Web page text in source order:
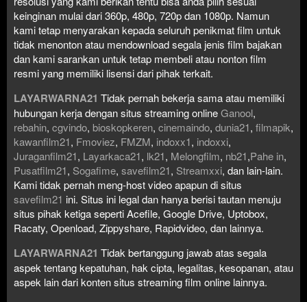
keinginan mulai dari 360p, 480p, 720p dan 1080p. Namun
kami tetap menyarakan kepada seluruh penikmat film untuk
tidak menonton atau mendownload segala jenis film bajakan
dan kami sarankan untuk tetap membeli atau nonton film
resmi yang memiliki lisensi dari pihak terkait.
LAYARWARNA21 Tidak pernah bekerja sama atau memiliki
hubungan kerja dengan situs streaming onlineGanool,
rebahin, cgvindo, bioskopkeren, cinemaindo, dunia21, filmapik,
kawanfilm21, Fmoviez, FMZM, indoxx1, indoxxi,
Juraganfilm21, Layarkaca21, lk21, Melongfilm, nb21,Pahe in,
Pusatfilm21, Sogafime, savefilm21, Streamxxi, dan lain-lain.
Kami tidak pernah meng-host video apapun di situs
savefilm21 ini. Situs ini legal dan hanya berisi tautan menuju
situs pihak ketiga seperti Acefile, Google Drive, Uptobox,
Racaty, Openload, Zippyshare, Rapidvideo, dan lainnya.
LAYARWARNA21 Tidak bertanggung jawab atas segala
aspek tentang kepatuhan, hak cipta, legalitas, kesopanan, atau
aspek lain dari konten situs streaming film online lainnya.